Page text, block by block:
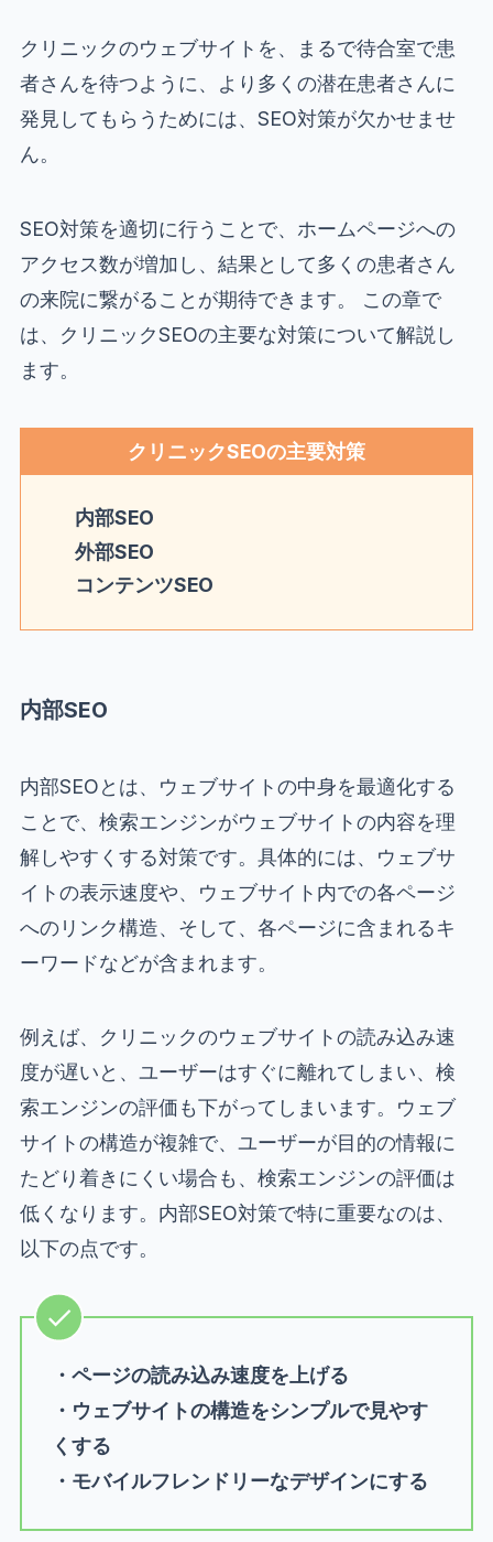
クリニックのウェブサイトを、まるで待合室で患
者さんを待つように、より多くの潜在患者さんに
発見してもらうためには、SEO対策が欠かせませ
ん。
SEO対策を適切に行うことで、ホームページへの
アクセス数が増加し、結果として多くの患者さん
の来院に繋がることが期待できます。 この章で
は、クリニックSEOの主要な対策について解説し
ます。
クリニックSEOの主要対策
内部SEO
外部SEO
コンテンツSEO
内部SEO
内部SEOとは、ウェブサイトの中身を最適化する
ことで、検索エンジンがウェブサイトの内容を理
解しやすくする対策です。具体的には、ウェブサ
イトの表示速度や、ウェブサイト内での各ページ
へのリンク構造、そして、各ページに含まれるキ
ーワードなどが含まれます。
例えば、クリニックのウェブサイトの読み込み速
度が遅いと、ユーザーはすぐに離れてしまい、検
索エンジンの評価も下がってしまいます。ウェブ
サイトの構造が複雑で、ユーザーが目的の情報に
たどり着きにくい場合も、検索エンジンの評価は
低くなります。内部SEO対策で特に重要なのは、
以下の点です。
・ページの読み込み速度を上げる
・ウェブサイトの構造をシンプルで見やす
くする
・モバイルフレンドリーなデザインにする